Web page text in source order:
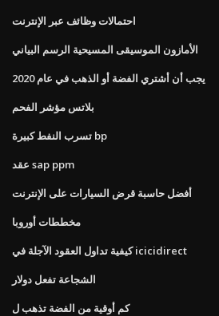
احتمالات وظائف عبر الإنترنت
الأمازون الموسيقى المسيحية الرسم البياني
يجب أن أشتري الفضة أو الذهب في عام 2020
بلاتس مؤشر الفحم
تسرب النفط كبيرة bp
عقد sap ppm
أفضل حاسبة قرض السيارات على الإنترنت
مخططات أوروبا
كيفية تداول العقود الآجلة في icicidirect
الشجاعة تفعل دولار
كم أوقية من الفضة تذهب ل